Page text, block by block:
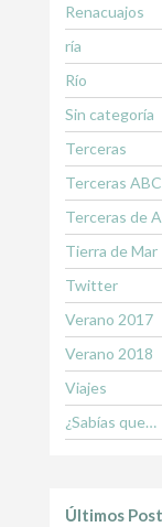
Renacuajos
ría
Río
Sin categoría
Terceras
Terceras ABC
Terceras de
Tierra de Mar
Twitter
Verano 2017
Verano 2018
Viajes
¿Sabías que…
Últimos Post